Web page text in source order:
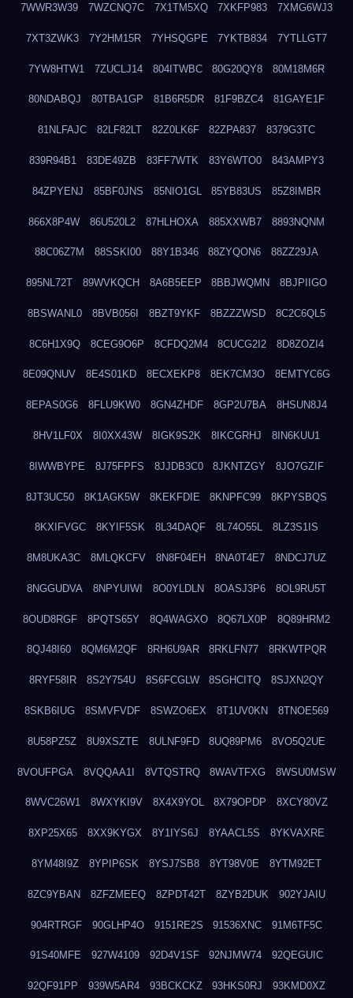
7WWR3W39 7WZCNQ7C 7X1TM5XQ 7XKFP983 7XMG6WJ3
7XT3ZWK3 7Y2HM15R 7YHSQGPE 7YKTB834 7YTLLGT7
7YW8HTW1 7ZUCLJ14 804ITWBC 80G20QY8 80M18M6R
80NDABQJ 80TBA1GP 81B6R5DR 81F9BZC4 81GAYE1F
81NLFAJC 82LF82LT 82Z0LK6F 82ZPA837 8379G3TC
839R94B1 83DE49ZB 83FF7WTK 83Y6WTO0 843AMPY3
84ZPYENJ 85BF0JNS 85NIO1GL 85YB83US 85Z8IMBR
866X8P4W 86U520L2 87HLHOXA 885XXWB7 8893NQNM
88C06Z7M 88SSKI00 88Y1B346 88ZYQON6 88ZZ29JA
895NL72T 89WVKQCH 8A6B5EEP 8BBJWQMN 8BJPIIGO
8BSWANL0 8BVB056I 8BZT9YKF 8BZZZWSD 8C2C6QL5
8C6H1X9Q 8CEG9O6P 8CFDQ2M4 8CUCG2I2 8D8ZOZI4
8E09QNUV 8E4S01KD 8ECXEKP8 8EK7CM3O 8EMTYC6G
8EPAS0G6 8FLU9KW0 8GN4ZHDF 8GP2U7BA 8HSUN8J4
8HV1LF0X 8I0XX43W 8IGK9S2K 8IKCGRHJ 8IN6KUU1
8IWWBYPE 8J75FPFS 8JJDB3C0 8JKNTZGY 8JO7GZIF
8JT3UC50 8K1AGK5W 8KEKFDIE 8KNPFC99 8KPYSBQS
8KXIFVGC 8KYIF5SK 8L34DAQF 8L74O55L 8LZ3S1IS
8M8UKA3C 8MLQKCFV 8N8F04EH 8NA0T4E7 8NDCJ7UZ
8NGGUDVA 8NPYUIWI 8O0YLDLN 8OASJ3P6 8OL9RU5T
8OUD8RGF 8PQTS65Y 8Q4WAGXO 8Q67LX0P 8Q89HRM2
8QJ48I60 8QM6M2QF 8RH6U9AR 8RKLFN77 8RKWTPQR
8RYF58IR 8S2Y754U 8S6FCGLW 8SGHCITQ 8SJXN2QY
8SKB6IUG 8SMVFVDF 8SWZO6EX 8T1UV0KN 8TNOE569
8U58PZ5Z 8U9XSZTE 8ULNF9FD 8UQ89PM6 8VO5Q2UE
8VOUFPGA 8VQQAA1I 8VTQSTRQ 8WAVTFXG 8WSU0MSW
8WVC26W1 8WXYKI9V 8X4X9YOL 8X79OPDP 8XCY80VZ
8XP25X65 8XX9KYGX 8Y1IYS6J 8YAACL5S 8YKVAXRE
8YM48I9Z 8YPIP6SK 8YSJ7SB8 8YT98V0E 8YTM92ET
8ZC9YBAN 8ZFZMEEQ 8ZPDT42T 8ZYB2DUK 902YJAIU
904RTRGF 90GLHP4O 9151RE2S 91536XNC 91M6TF5C
91S40MFE 927W4109 92D4V1SF 92NJMW74 92QEGUIC
92QF91PP 939W5AR4 93BCKCKZ 93HKS0RJ 93KMD0XZ